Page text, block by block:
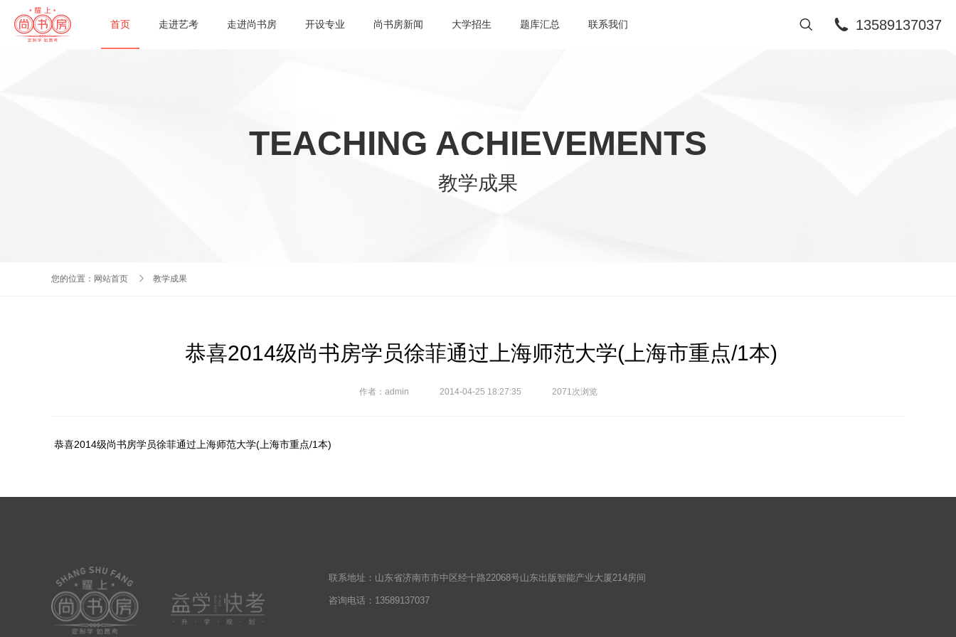
首页 走进艺考 走进尚书房 开设专业 尚书房新闻 大学招生 题库汇总 联系我们 13589137037
TEACHING ACHIEVEMENTS
教学成果
您的位置： 网站首页 教学成果
恭喜2014级尚书房学员徐菲通过上海师范大学(上海市重点/1本)
作者：admin 2014-04-25 18:27:35 2071次浏览
恭喜2014级尚书房学员徐菲通过上海师范大学(上海市重点/1本)
联系地址：山东省济南市市中区经十路22068号山东出版智能产业大厦214房间
咨询电话：13589137037